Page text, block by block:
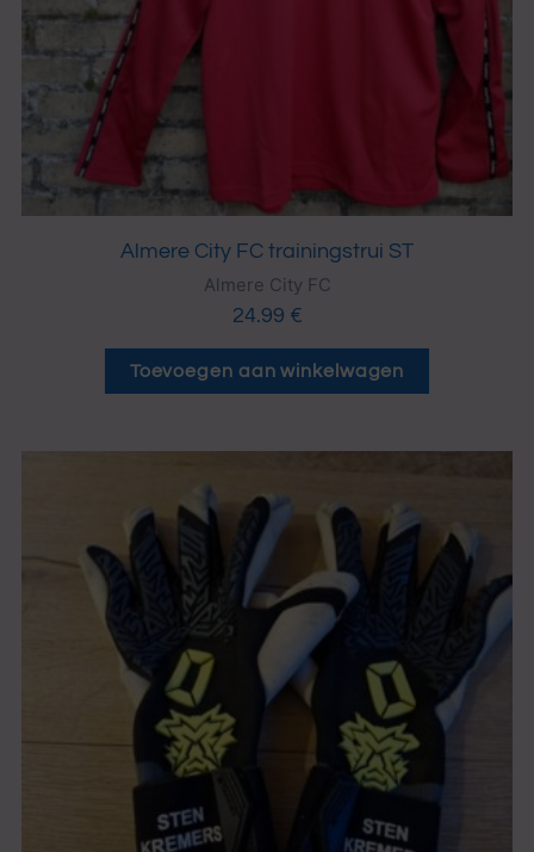
Almere City FC trainingstrui ST
Almere City FC
24.99 €
Toevoegen aan winkelwagen